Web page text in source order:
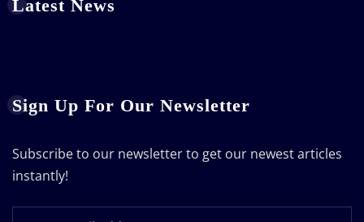
Latest News
Sign Up For Our Newsletter
Subscribe to our newsletter to get our newest articles
instantly!